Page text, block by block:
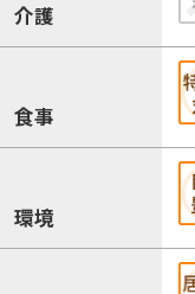
介護
食事
環境